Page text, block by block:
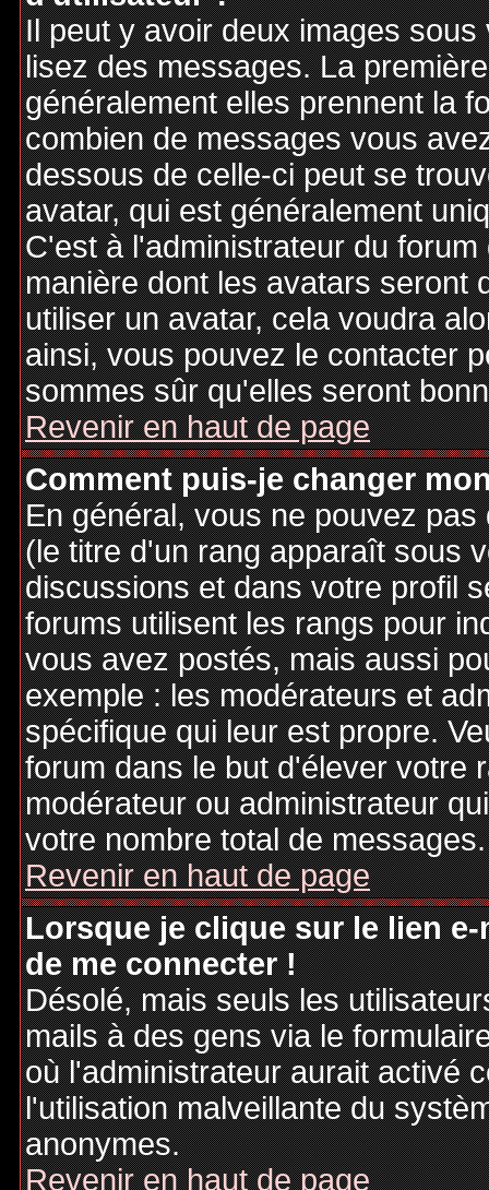
Il peut y avoir deux images
lisez des messages. La
généralement elles prennent la
combien de messages vous
dessous de celle-ci peut se
avatar, qui est généralement
C'est à l'administrateur du
manière dont les avatars seront
utiliser un avatar, cela voudra
ainsi, vous pouvez le contacter
sommes sûr qu'elles seront
Revenir en haut de page
Comment puis-je changer
En général, vous ne pouvez
(le titre d'un rang apparaît sous
discussions et dans votre profil
forums utilisent les rangs pour
vous avez postés, mais aussi
exemple : les modérateurs et
spécifique qui leur est propre.
forum dans le but d'élever votre
modérateur ou administrateur
votre nombre total de messages.
Revenir en haut de page
Lorsque je clique sur le lien
de me connecter !
Désolé, mais seuls les
mails à des gens via le
où l'administrateur aurait activé
l'utilisation malveillante du
anonymes.
Revenir en haut de page